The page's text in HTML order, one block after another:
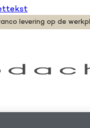
levering op de